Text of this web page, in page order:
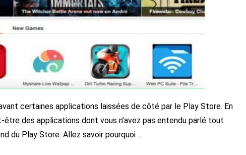
certaines applications laissées de côté par le Play Store. En
des applications dont vous n’avez pas entendu parlé tout
du Play Store. Allez savoir pourquoi …